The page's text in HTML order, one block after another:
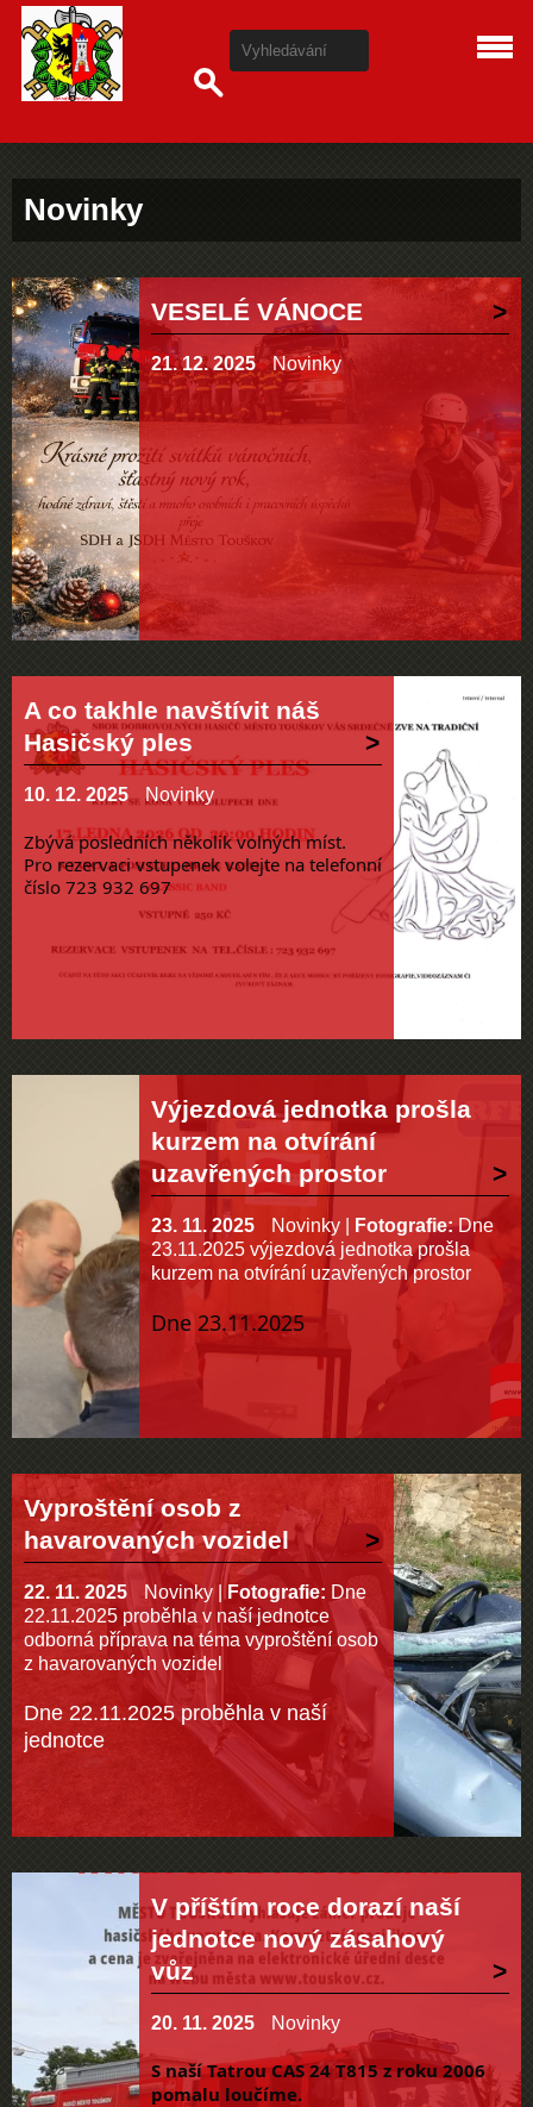
Novinky
VESELÉ VÁNOCE
21. 12. 2025 Novinky
A co takhle navštívit náš
Hasičský ples
10. 12. 2025 Novinky
Zbývá posledních několik volných míst.
Pro rezervaci vstupenek volejte na telefonní
číslo 723 932 697
Výjezdová jednotka prošla
kurzem na otvírání
uzavřených prostor
23. 11. 2025 Novinky Fotografie: Dne
23.11.2025 výjezdová jednotka prošla
kurzem na otvírání uzavřených prostor
Dne 23.11.2025
Vyproštění osob z
havarovaných vozidel
22. 11. 2025 Novinky Fotografie: Dne
22.11.2025 proběhla v naší jednotce
odborná příprava na téma vyproštění osob
z havarovaných vozidel
Dne 22.11.2025 proběhla v naší
jednotce
V příštím roce dorazí naší
jednotce nový zásahový
vůz
20. 11. 2025 Novinky
S naší Tatrou CAS 24 T815 z roku 2006
pomalu loučíme.